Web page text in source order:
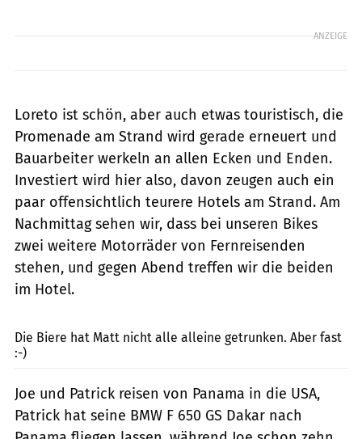
ANZEIGE
Loreto ist schön, aber auch etwas touristisch, die
Promenade am Strand wird gerade erneuert und
Bauarbeiter werkeln an allen Ecken und Enden.
Investiert wird hier also, davon zeugen auch ein
paar offensichtlich teurere Hotels am Strand. Am
Nachmittag sehen wir, dass bei unseren Bikes
zwei weitere Motorräder von Fernreisenden
stehen, und gegen Abend treffen wir die beiden
im Hotel.
Die Biere hat Matt nicht alle alleine getrunken. Aber fast
:-)
Joe und Patrick reisen von Panama in die USA,
Patrick hat seine BMW F 650 GS Dakar nach